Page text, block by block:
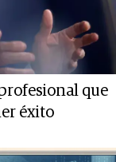
que
éxito